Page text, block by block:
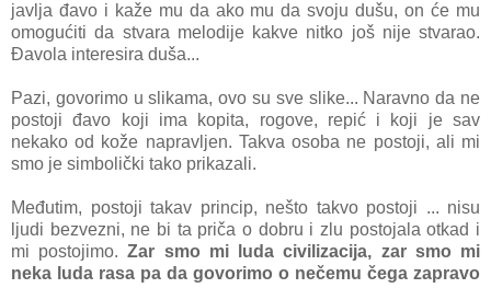
javlja đavo i kaže mu da ako mu da svoju dušu, on će mu
omogućiti da stvara melodije kakve nitko još nije stvarao.
Đavola interesira duša...
Pazi, govorimo u slikama, ovo su sve slike... Naravno da ne
postoji đavo koji ima kopita, rogove, repić i koji je sav
nekako od kože napravljen. Takva osoba ne postoji, ali mi
smo je simbolički tako prikazali.
Međutim, postoji takav princip, nešto takvo postoji ... nisu
ljudi bezvezni, ne bi ta priča o dobru i zlu postojala otkad i
mi postojimo.Zar smo mi luda civilizacija, zar smo mi
neka luda rasa pa da govorimo o nečemu čega zapravo